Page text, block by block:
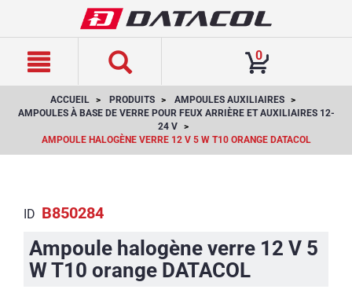
0
ACCUEIL PRODUITS
AMPOULES AUXILIAIRES
AMPOULES À BASE DE VERRE POUR FEUX ARRIÈRE ET AUXILIAIRES 12-
24 V
AMPOULE HALOGÈNE VERRE 12 V 5 W T10 ORANGE DATACOL
ID B850284
Ampoule halogène verre 12 V 5
W T10 orange DATACOL